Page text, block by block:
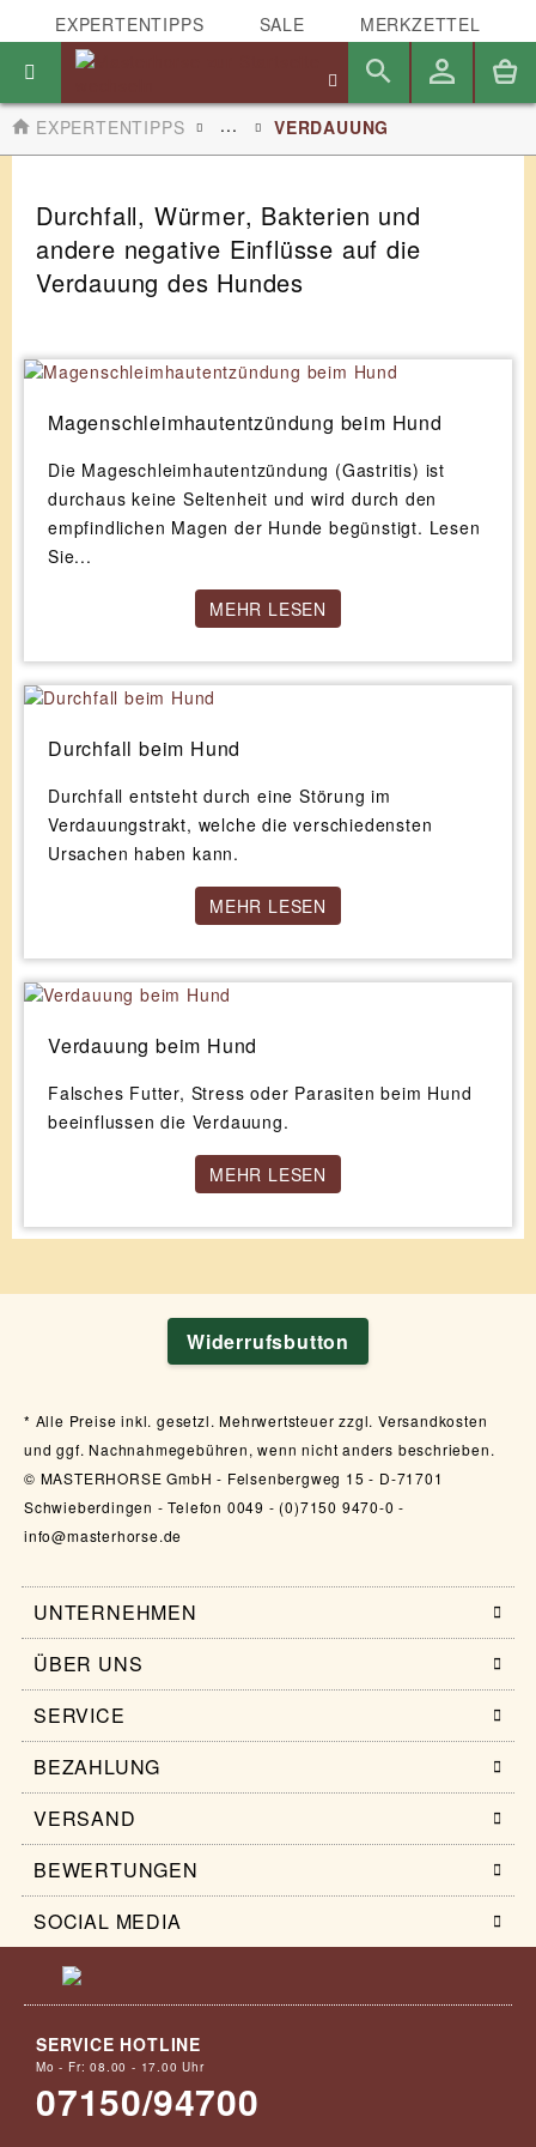
EXPERTENTIPPS SALE MERKZETTEL
EXPERTENTIPPS ... VERDAUUNG
Durchfall, Würmer, Bakterien und
andere negative Einflüsse auf die
Verdauung des Hundes
Magenschleimhautentzündung beim Hund
Die Mageschleimhautentzündung (Gastritis) ist
durchaus keine Seltenheit und wird durch den
empfindlichen Magen der Hunde begünstigt. Lesen
Sie...
MEHR LESEN
Durchfall beim Hund
Durchfall entsteht durch eine Störung im
Verdauungstrakt, welche die verschiedensten
Ursachen haben kann.
MEHR LESEN
Verdauung beim Hund
Falsches Futter, Stress oder Parasiten beim Hund
beeinflussen die Verdauung.
MEHR LESEN
Widerrufsbutton
Alle Preise inkl. gesetzl. Mehrwertsteuer zzgl. Versandkosten
und ggf. Nachnahmegebühren, wenn nicht anders beschrieben.
© MASTERHORSE GmbH - Felsenbergweg 15 - D-71701
Schwieberdingen - Telefon 0049 - (0)7150 9470-0 -
info@masterhorse.de
UNTERNEHMEN
ÜBER UNS
SERVICE
BEZAHLUNG
VERSAND
BEWERTUNGEN
SOCIAL MEDIA
SERVICE HOTLINE
Mo - Fr: 08.00 - 17.00 Uhr
07150/94700